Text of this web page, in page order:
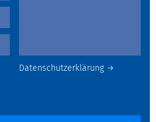
Datenschutzerklärung →